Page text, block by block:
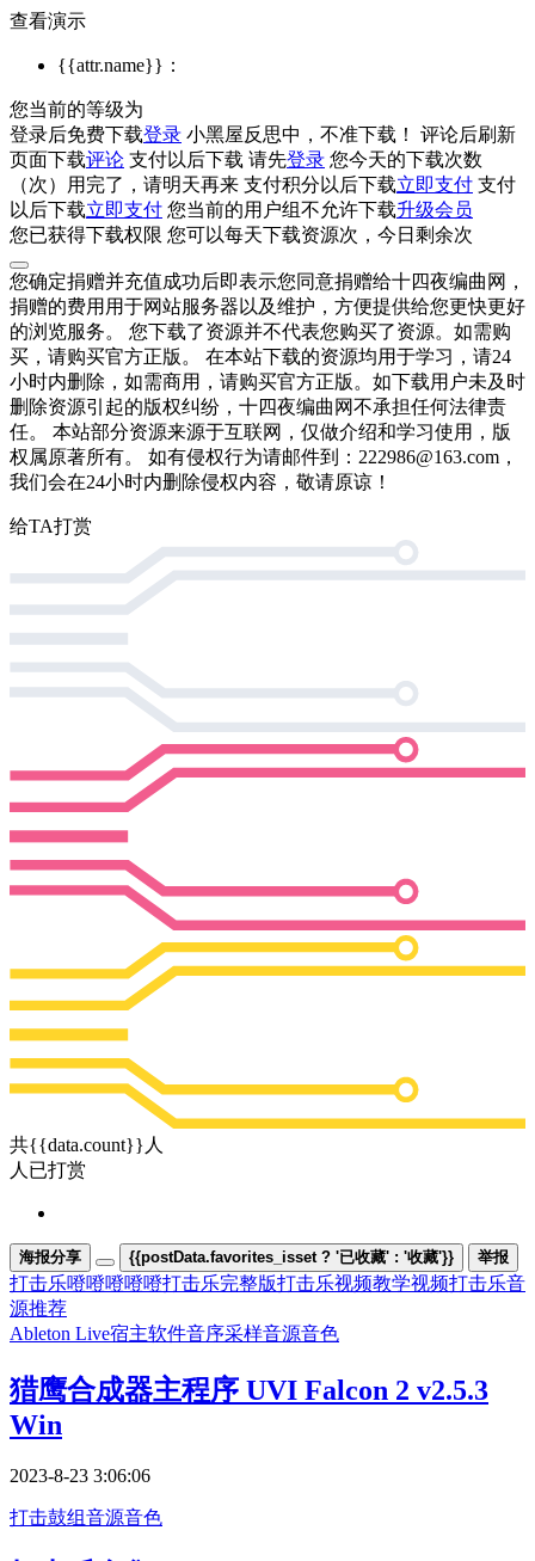
查看演示
{{attr.name}}：
您当前的等级为
登录后免费下载登录 小黑屋反思中，不准下载！ 评论后刷新
页面下载评论 支付以后下载 请先登录 您今天的下载次数
（次）用完了，请明天再来 支付积分 以后下载立即支付 支付
以后下载立即支付 您当前的用户组不允许下载升级会员
您已获得下载权限 您可以每天下载资源次，今日剩余次
您确定捐赠并充值成功后即表示您同意捐赠给十四夜编曲网，
捐赠的费用用于网站服务器以及维护，方便提供给您更快更好
的浏览服务。 您下载了资源并不代表您购买了资源。如需购
买，请购买官方正版。 在本站下载的资源均用于学习，请24
小时内删除，如需商用，请购买官方正版。如下载用户未及时
删除资源引起的版权纠纷，十四夜编曲网不承担任何法律责
任。 本站部分资源来源于互联网，仅做介绍和学习使用，版
权属原著所有。 如有侵权行为请邮件到：222986@163.com，
我们会在24小时内删除侵权内容，敬请原谅！
给TA打赏
共{{data.count}}人
人已打赏
海报分享 {{postData.favorites_isset ? '已收藏' : '收藏'}} 举报
打击乐噔噔噔噔噔打击乐完整版打击乐视频教学视频打击乐音
源推荐
Ableton Live宿主软件音序采样音源音色
猎鹰合成器主程序 UVI Falcon 2 v2.5.3
Win
2023-8-23 3:06:06
打击鼓组音源音色